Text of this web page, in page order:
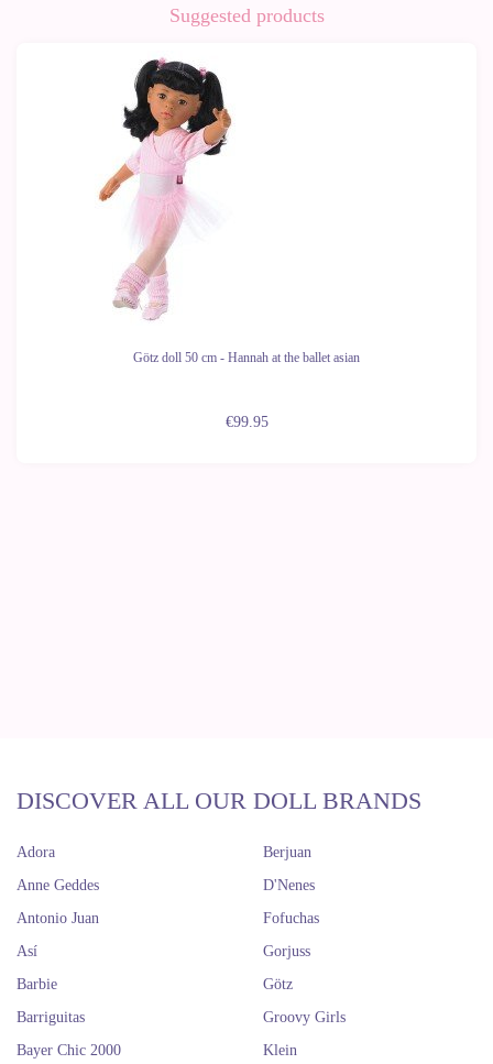
Suggested products
Götz doll 50 cm - Hannah at the ballet asian
€99.95
DISCOVER ALL OUR DOLL BRANDS
Adora
Anne Geddes
Antonio Juan
Así
Barbie
Barriguitas
Bayer Chic 2000
Berjuan
D'Nenes
Fofuchas
Gorjuss
Götz
Groovy Girls
Klein